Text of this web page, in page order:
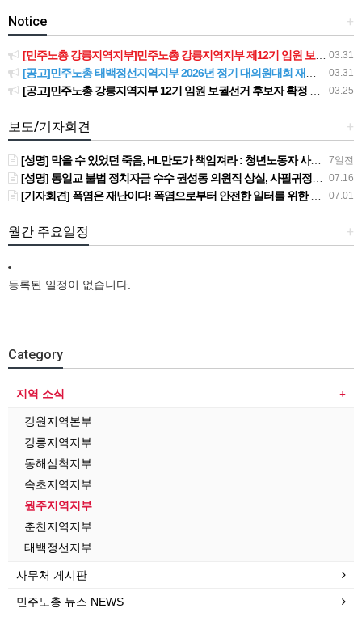
+
Notice
03.31
[민주노총 강릉지역지부]민주노총 강릉지역지부 제12기 임원 보궐선거결과 공고
03.31
[공고]민주노총 태백정선지역지부 2026년 정기 대의원대회 재소집 건
03.25
[공고]민주노총 강릉지역지부 12기 임원 보궐선거 후보자 확정 공고
+
보도/기자회견
7일전
[성명] 막을 수 있었던 죽음, HL만도가 책임져라 : 청년노동자 사망사고의 철저한 진상규명과 재발방지 대책 마련하라
07.16
[성명] 통일교 불법 정치자금 수수 권성동 의원직 상실, 사필귀정이다
07.01
[기자회견] 폭염은 재난이다! 폭염으로부터 안전한 일터를 위한 민주노총 강원지역본부 폭염감시단 선포 기자회견
+
월간 주요일정
등록된 일정이 없습니다.
Category
지역 소식
강원지역본부
강릉지역지부
동해삼척지부
속초지역지부
원주지역지부
춘천지역지부
태백정선지부
사무처 게시판
민주노총 뉴스 NEWS